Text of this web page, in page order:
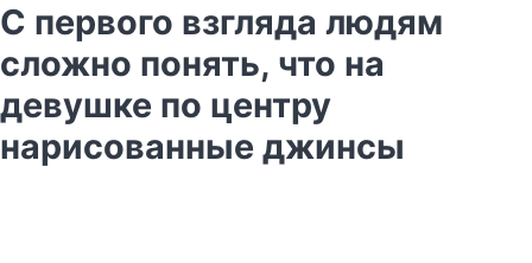
С первого взгляда людям
сложно понять, что на
девушке по центру
нарисованные джинсы